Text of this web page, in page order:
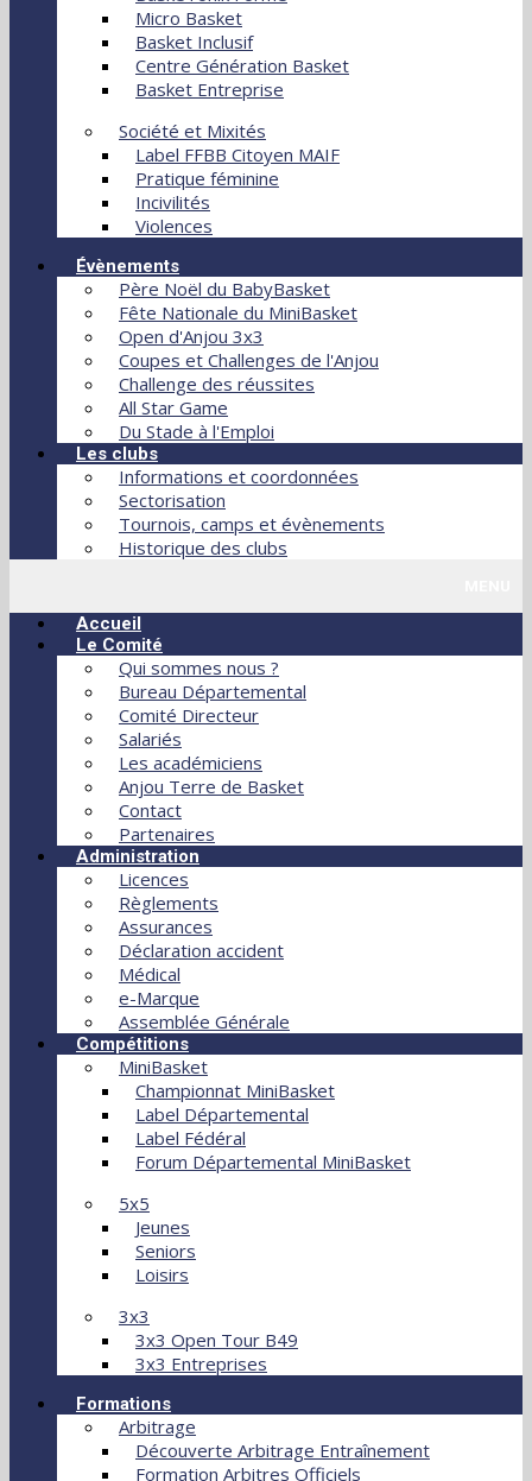
Micro Basket
Basket Inclusif
Centre Génération Basket
Basket Entreprise
Société et Mixités
Label FFBB Citoyen MAIF
Pratique féminine
Incivilités
Violences
Évènements
Père Noël du BabyBasket
Fête Nationale du MiniBasket
Open d'Anjou 3x3
Coupes et Challenges de l'Anjou
Challenge des réussites
All Star Game
Du Stade à l'Emploi
Les clubs
Informations et coordonnées
Sectorisation
Tournois, camps et évènements
Historique des clubs
Accueil
Le Comité
Qui sommes nous ?
Bureau Départemental
Comité Directeur
Salariés
Les académiciens
Anjou Terre de Basket
Contact
Partenaires
Administration
Licences
Règlements
Assurances
Déclaration accident
Médical
e-Marque
Assemblée Générale
Compétitions
MiniBasket
Championnat MiniBasket
Label Départemental
Label Fédéral
Forum Départemental MiniBasket
5x5
Jeunes
Seniors
Loisirs
3x3
3x3 Open Tour B49
3x3 Entreprises
Formations
Arbitrage
Découverte Arbitrage Entraînement
Formation Arbitres Officiels